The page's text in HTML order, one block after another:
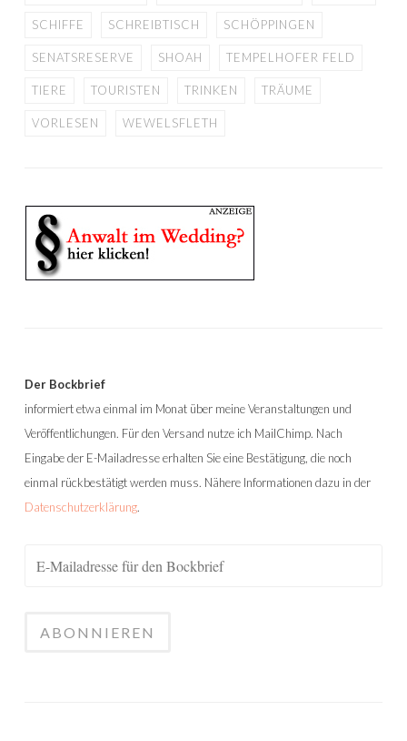
SCHIFFE SCHREIBTISCH SCHÖPPINGEN
SENATSRESERVE SHOAH TEMPELHOFER FELD
TIERE TOURISTEN TRINKEN TRÄUME
VORLESEN WEWELSFLETH
Der Bockbrief
informiert etwa einmal im Monat über meine Veranstaltungen und
Veröffentlichungen. Für den Versand nutze ich MailChimp. Nach
Eingabe der E-Mailadresse erhalten Sie eine Bestätigung, die noch
einmal rückbestätigt werden muss. Nähere Informationen dazu in der
Datenschutzerklärung.